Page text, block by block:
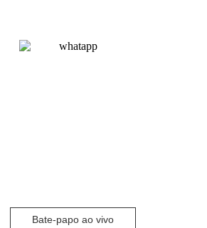
Bate-papo ao vivo